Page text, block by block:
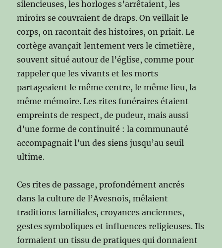
silencieuses, les horloges s’arrêtaient, les
miroirs se couvraient de draps. On veillait le
corps, on racontait des histoires, on priait. Le
cortège avançait lentement vers le cimetière,
souvent situé autour de l’église, comme pour
rappeler que les vivants et les morts
partageaient le même centre, le même lieu, la
même mémoire. Les rites funéraires étaient
empreints de respect, de pudeur, mais aussi
d’une forme de continuité : la communauté
accompagnait l’un des siens jusqu’au seuil
ultime.
Ces rites de passage, profondément ancrés
dans la culture de l’Avesnois, mêlaient
traditions familiales, croyances anciennes,
gestes symboliques et influences religieuses. Ils
formaient un tissu de pratiques qui donnaient